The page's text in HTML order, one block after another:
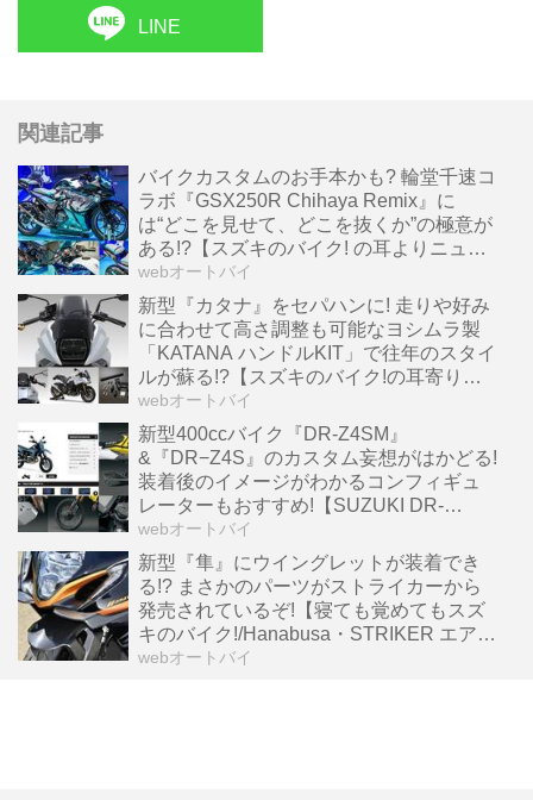
LINE
関連記事
バイクカスタムのお手本かも? 輪堂千速コ
ラボ『GSX250R Chihaya Remix』に
は“どこを見せて、どこを抜くか”の極意が
ある!?【スズキのバイク! の耳よりニュー
ス】
webオートバイ
新型『カタナ』をセパハンに! 走りや好み
に合わせて高さ調整も可能なヨシムラ製
「KATANA ハンドルKIT」で往年のスタイ
ルが蘇る!?【スズキのバイク!の耳寄りニ
ュース】
webオートバイ
新型400ccバイク『DR-Z4SM』
&『DR−Z4S』のカスタム妄想がはかどる!
装着後のイメージがわかるコンフィギュ
レーターもおすすめ!【SUZUKI DR-
Z4S/SM:純正カスタムパーツ編】
webオートバイ
新型『隼』にウイングレットが装着でき
る!? まさかのパーツがストライカーから
発売されているぞ!【寝ても覚めてもスズ
キのバイク!/Hanabusa・STRIKER エアロ
パーツ 編】
webオートバイ